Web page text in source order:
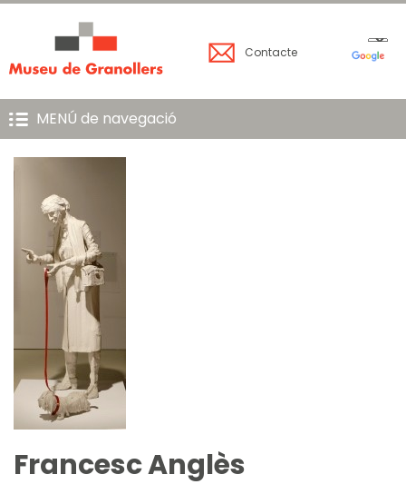
Contacte
MENÚ de navegació
Francesc Anglès